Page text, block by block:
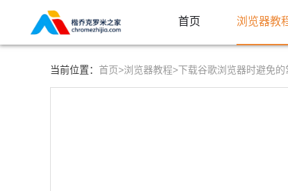
首页 浏览器教
当前位置： 首页>浏览器教程> 下载谷歌浏览器时避免